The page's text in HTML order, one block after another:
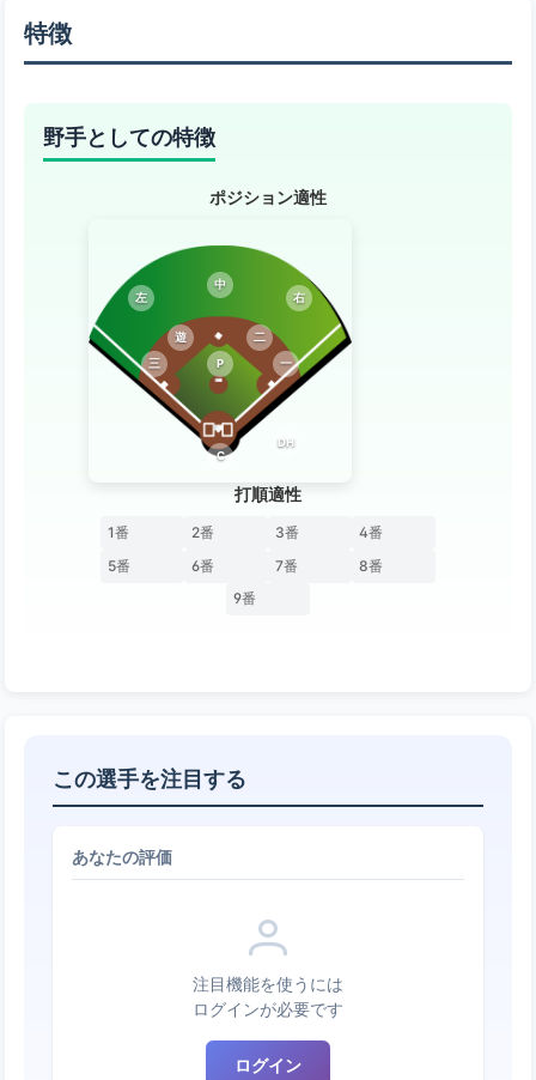
特徴
野手としての特徴
ポジション適性
P
C
一
二
三
遊
左
中
右
DH
打順適性
1番 2番 3番
4番
5番
6番 7番
8番
9番
この選手を注目する
あなたの評価
注目機能を使うには
ログインが必要です
ログイン